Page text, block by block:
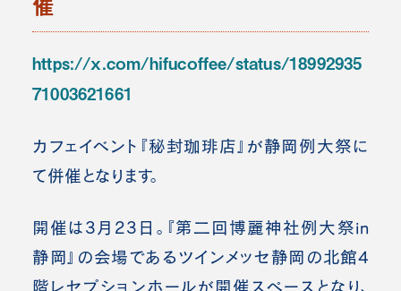
https://x.com/hifucoffee/status/18992935
71003621661
カフェイベント『秘封珈琲店』が静岡例大祭に
て併催となります。
開催は3月23日。『第二回博麗神社例大祭in
静岡』の会場であるツインメッセ静岡の北館4
階レセプションホールが開催スペースとなり、